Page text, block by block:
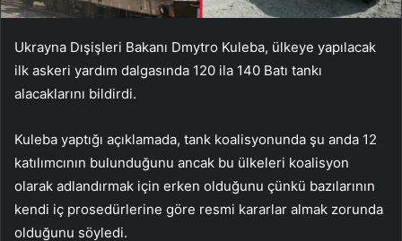
Ukrayna Dışişleri Bakanı Dmytro Kuleba, ülkeye yapılacak
ilk askeri yardım dalgasında 120 ila 140 Batı tankı
alacaklarını bildirdi.
Kuleba yaptığı açıklamada, tank koalisyonunda şu anda 12
katılımcının bulunduğunu ancak bu ülkeleri koalisyon
olarak adlandırmak için erken olduğunu çünkü bazılarının
kendi iç prosedürlerine göre resmi kararlar almak zorunda
olduğunu söyledi.